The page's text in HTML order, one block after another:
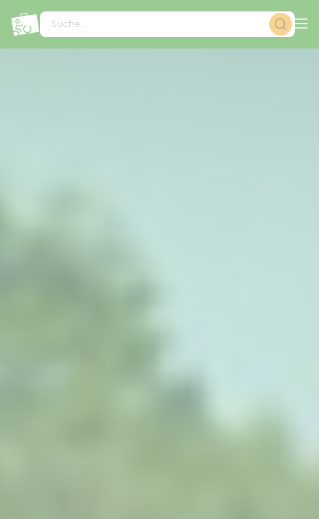
Suche...
Cookie-Einstellungen